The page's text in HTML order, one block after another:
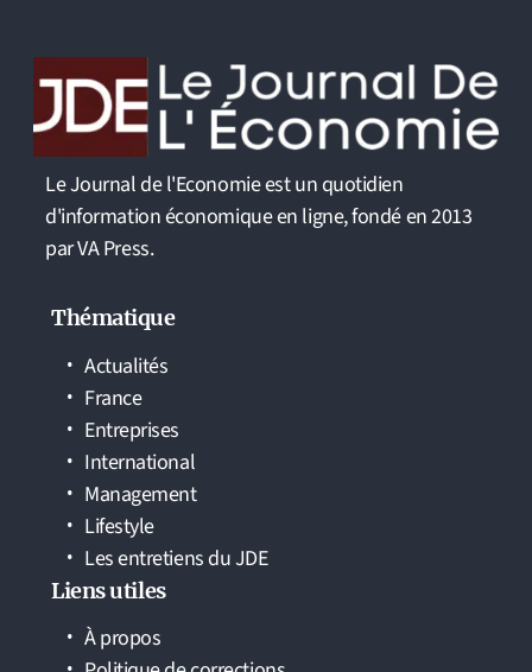
Le Journal de l'Economie est un quotidien
d'information économique en ligne, fondé en 2013
par VA Press.
Thématique
Actualités
France
Entreprises
International
Management
Lifestyle
Les entretiens du JDE
Liens utiles
À propos